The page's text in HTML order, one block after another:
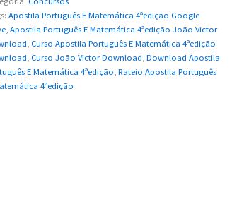
Apostila Português E Matemática 4ªedição Google
,Apostila Português E Matemática 4ªedição João Victor
, Curso Apostila Português E Matemática 4ªedição
, Curso João Victor Download,Download Apostila
E Matemática 4ªedição,Rateio Apostila Português
4ªedição